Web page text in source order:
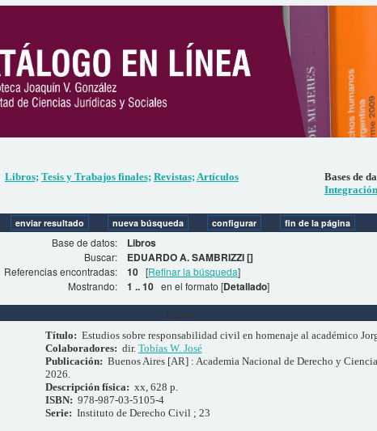
Libros; Tesis y Trabajos finales; Revistas;Artículos Bases de
Base de datos: Libros
Buscar: EDUARDO A. SAMBRIZZI []
Referencias encontradas: 10 [Refinar la búsqueda]
Mostrando:
1 .. 10 en el formato [Detallado]
Libros
Título: Estudios sobre responsabilidad civil en homenaje al académico
Colaboradores: dir. Tobías W. José
Publicación: Buenos Aires [AR] : Academia Nacional de Derecho y
2026.
Descripción física: xx, 628 p.
ISBN: 978-987-03-5105-4
Serie: Instituto de Derecho Civil ; 23